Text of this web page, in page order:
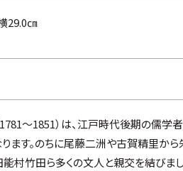
29.0㎝
～1851）は、江戸時代後期の儒学
ます。のちに尾藤二洲や古賀精里か
村竹田ら多くの文人と親交を結びま